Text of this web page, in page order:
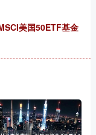
美国50ETF基金